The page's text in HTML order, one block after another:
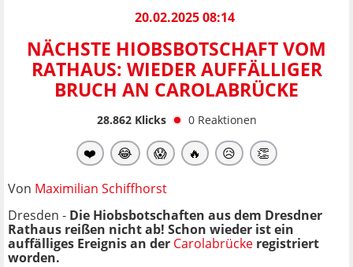
20.02.2025 08:14
NÄCHSTE HIOBSBOTSCHAFT VOM
RATHAUS: WIEDER AUFFÄLLIGER
BRUCH AN CAROLABRÜCKE
28.862Klicks 0 Reaktionen
❤️ 😂 😱 🔥 😥 👏
Von Maximilian Schiffhorst
Dresden - Die Hiobsbotschaften aus dem Dresdner
Rathaus reißen nicht ab! Schon wieder ist ein
auffälliges Ereignis an der Carolabrücke registriert
worden.